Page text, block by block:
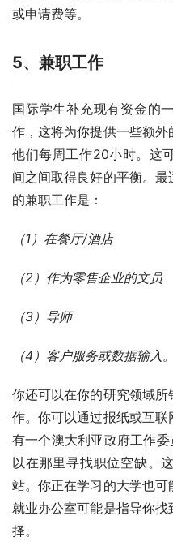
或申请费等。
5、 兼职工作
国际学生补充现有资金的
作，这将为你提供一些额
他们每周工作20小时。这
间之间取得良好的平衡。
的兼职工作是：
（1） 在餐厅/酒店
（2 ） 作为零售企业的文员
（3 ） 导师
（4 ） 客户服务或数据输入。
你还可以在你的研究领域
作。你可以通过报纸或互联
有一个澳大利亚政府工作
以在那里寻找职位空缺。
站。你正在学习的大学也
就业办公室可能是指导你
择。